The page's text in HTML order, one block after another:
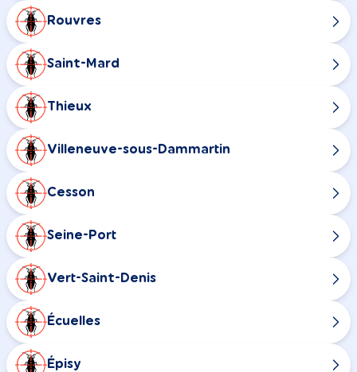
Rouvres
Saint-Mard
Thieux
Villeneuve-sous-Dammartin
Cesson
Seine-Port
Vert-Saint-Denis
Écuelles
Épisy